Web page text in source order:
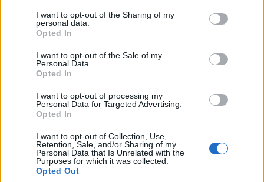
I want to opt-out of the Sharing of my
personal data.
Opted In
I want to opt-out of the Sale of my
Personal Data.
Opted In
I want to opt-out of processing my
Personal Data for Targeted Advertising.
Opted In
I want to opt-out of Collection, Use,
Retention, Sale, and/or Sharing of my
Personal Data that Is Unrelated with the
Purposes for which it was collected.
Opted Out